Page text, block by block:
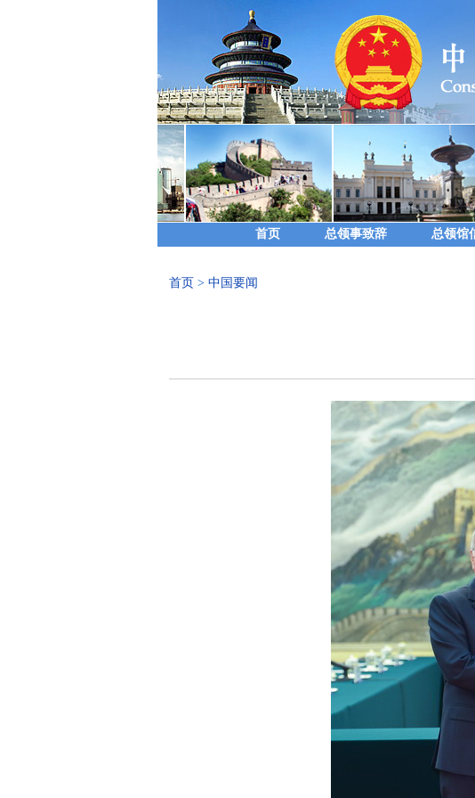
首页 总领事致辞 总领馆
首页 > 中国要闻